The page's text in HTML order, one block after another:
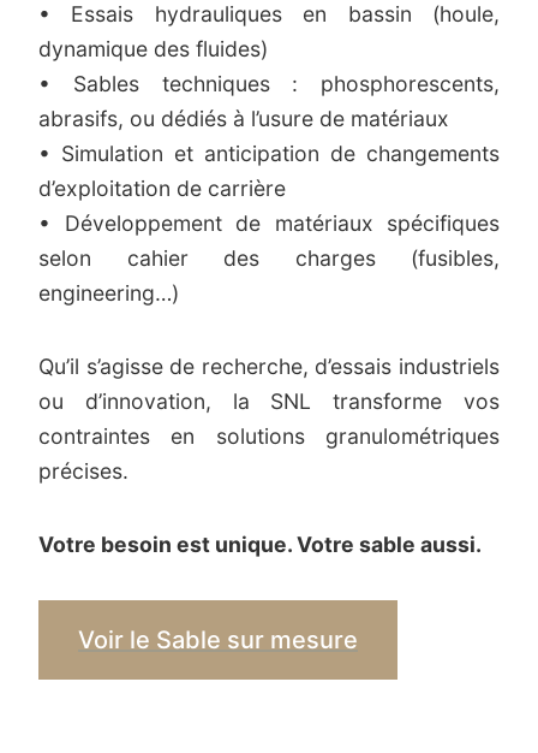
• Essais hydrauliques en bassin (houle,
dynamique des fluides)
• Sables techniques : phosphorescents,
abrasifs, ou dédiés à l’usure de matériaux
• Simulation et anticipation de changements
d’exploitation de carrière
• Développement de matériaux spécifiques
selon cahier des charges (fusibles,
engineering…)
Qu’il s’agisse de recherche, d’essais industriels
ou d’innovation, la SNL transforme vos
contraintes en solutions granulométriques
précises.
Votre besoin est unique. Votre sable aussi.
Voir le Sable sur mesure